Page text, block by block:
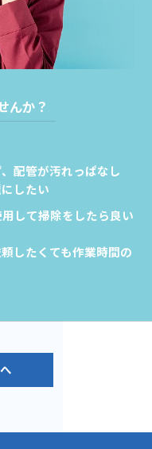
んか？
配管が汚れっぱなし
したい
して掃除をしたら良い
したくても作業時間の